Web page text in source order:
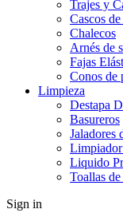
Trajes y
Cascos
Chalecos
Arnés de
Fajas
Conos de
Limpieza
Destapa
Basureros
Jaladores
Liquido
Toallas
Sign in